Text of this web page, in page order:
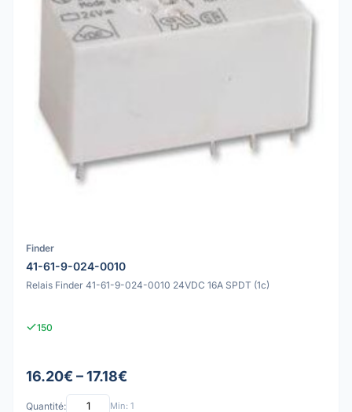
Finder
41-61-9-024-0010
Relais Finder 41-61-9-024-0010 24VDC 16A SPDT (1c)
150
16.20€ – 17.18€
Quantité: Min: 1